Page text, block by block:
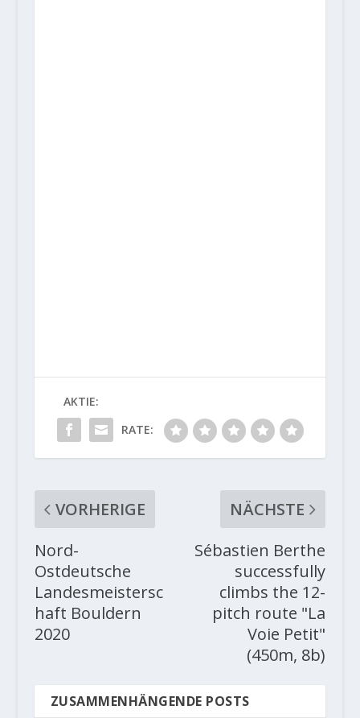
AKTIE:
RATE:
VORHERIGE
Nord-
Ostdeutsche
Landesmeistersc
haft Bouldern
2020
NÄCHSTE
Sébastien Berthe
successfully
climbs the 12-
pitch route "La
Voie Petit"
(450m, 8b)
ZUSAMMENHÄNGENDE POSTS